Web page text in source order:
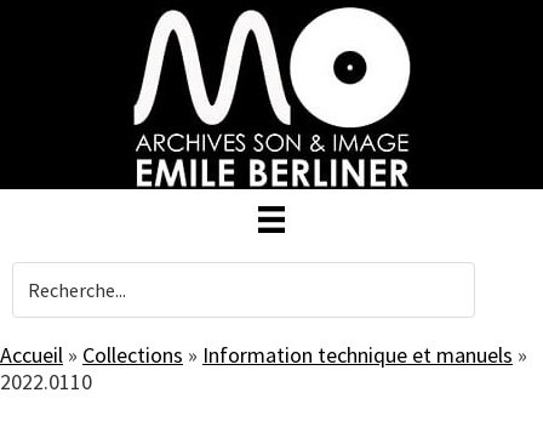
Accueil » Collections » Information technique et manuels »
2022.0110